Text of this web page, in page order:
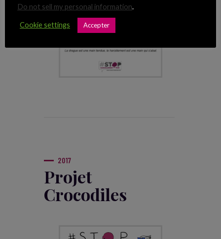
2017
Projet
Crocodiles
Do not sell my personal information.
Cookie settings Accepter